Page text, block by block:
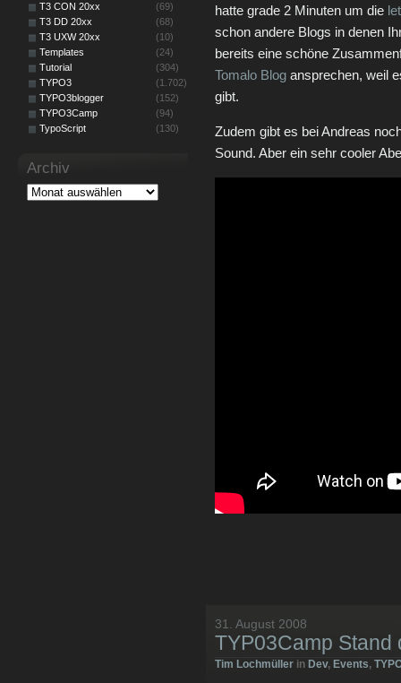
hatte grade 2 Minuten um die
schon andere Blogs in denen
bereits eine schöne
Tomalo Blog ansprechen, weil
gibt.
Zudem gibt es bei Andreas
Sound. Aber ein sehr cooler
31. August 2008
TYP03Camp Stand
Tim Lochmüller in Dev, Events,
T3 CON 20xx
(69)
T3 DD 20xx
(68)
T3 UXW 20xx
(10)
Templates
(24)
Tutorial
(304)
TYPO3
(1.702)
TYPO3blogger
(152)
TYPO3Camp
(94)
TypoScript
(130)
Archiv